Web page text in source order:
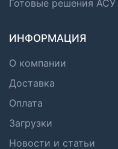
Готовые решения
ИНФОРМАЦИЯ
О компании
Доставка
Оплата
Загрузки
Новости и статьи